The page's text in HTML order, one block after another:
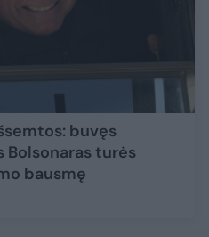
buvęs
Bolsonaras turės
bausmę